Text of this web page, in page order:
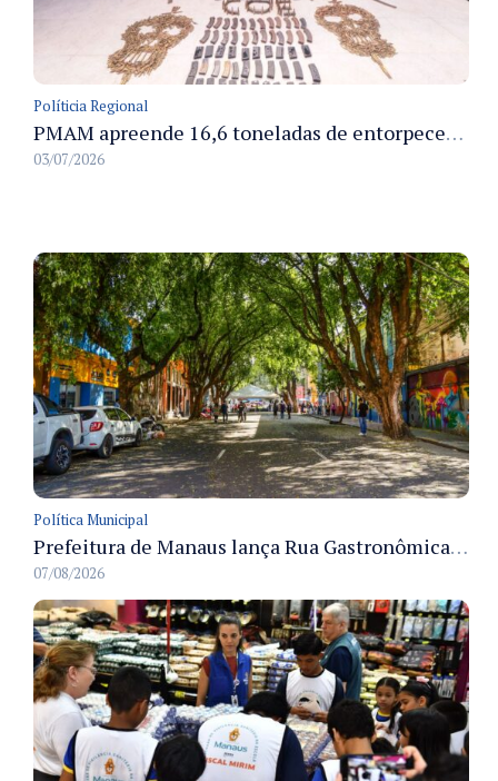
Políticia Regional
PMAM apreende 16,6 toneladas de entorpecentes e registra aumento nas prisões em flagrante e nas capturas de foragidos no primeiro semestre de 2026
03/07/2026
Política Municipal
Prefeitura de Manaus lança Rua Gastronômica preservando as 17 árvores da Ferreira Pena no Centro
07/08/2026